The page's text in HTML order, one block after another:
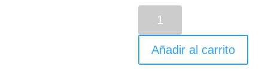
Añadir al carrito